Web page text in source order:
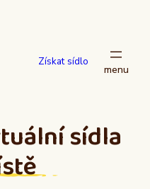
Získat sídlo
sídla